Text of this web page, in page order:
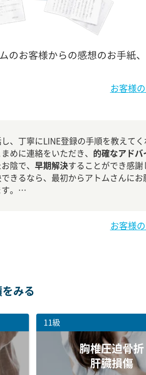
のお客様からの感想のお手紙
お客様
、丁寧にLINE登録の手順を教えてく
めに連絡をいただき、 的確なアドバ
陰で、早期解決することができ感謝
きるなら、最初からアトムさんにお
す。…
お客様
みる
11級
胸椎圧迫骨折
肝臓損傷